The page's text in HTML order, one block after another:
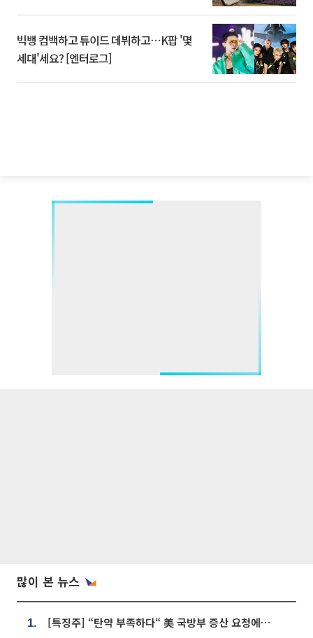
빅뱅 컴백하고 튜이드 데뷔하고⋯K팝 '몇
세대'세요? [엔터로그]
많이 본 뉴스
1. [특징주] “탄약 부족하다“ 美 국방부 증산 요청에⋯국내 방산주 급등세